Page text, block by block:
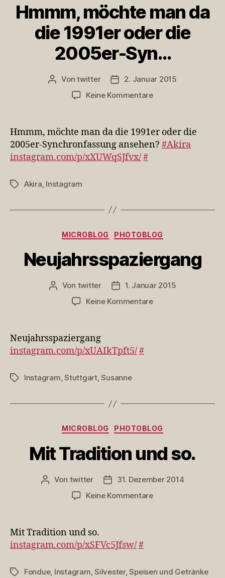
Hmmm, möchte man da
die 1991er oder die
2005er-Syn…
Beitragsautor
Vontwitter Veröffentlichungsdatum
2. Januar 2015
Keine Kommentarezu
die
Hmmm, möchte man da die 1991er oder die
2005er-Synchronfassung ansehen? #Akira
instagram.com/p/xXUWqSJfvx/#
Schlagwörter
Akira Instagram
Kategorien
MICROBLOG PHOTOBLOG
Neujahrsspaziergang
Beitragsautor
Von twitter Veröffentlichungsdatum
1. Januar 2015
Keine Kommentarezu
Neujahrsspaziergang
instagram.com/p/xUAIkTpft5/#
Schlagwörter
Instagram,Stuttgart,Susanne
Kategorien
MICROBLOG PHOTOBLOG
Mit Tradition und so.
Beitragsautor
Von twitter Veröffentlichungsdatum
31. Dezember 2014
Keine Kommentarezu
Mit Tradition und so.
instagram.com/p/xSFVc5Jfsw/#
Schlagwörter
Fondue, Instagram ,Silvester,Speisen und Getränke